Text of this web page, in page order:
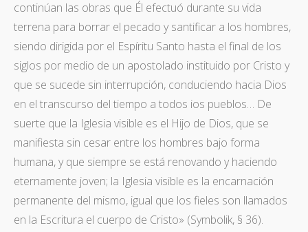
continúan las obras que Él efectuó durante su vida
terrena para borrar el pecado y santificar a los hombres,
siendo dirigida por el Espíritu Santo hasta el final de los
siglos por medio de un apostolado instituido por Cristo y
que se sucede sin interrupción, conduciendo hacia Dios
en el transcurso del tiempo a todos ios pueblos… De
suerte que la Iglesia visible es el Hijo de Dios, que se
manifiesta sin cesar entre los hombres bajo forma
humana, y que siempre se está renovando y haciendo
eternamente joven; la Iglesia visible es la encarnación
permanente del mismo, igual que los fieles son llamados
en la Escritura el cuerpo de Cristo» (Symbolik, § 36).